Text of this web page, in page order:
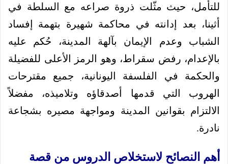
للتأمل، حيث مثّلت ذروة صراعه مع السلطة في
أثينا، بعد إدانته في محاكمة شهيرة بتهمة إفساد
الشباب وعدم الإيمان بآلهة المدينة، حُكم عليه
بالإعدام، رفض سقراط، وهو الرمز الأعلى للفضيلة
والحكمة في الفلسفة اليونانية، جميع مقترحات
الهروب التي قدمها أصدقاؤه وتلاميذه، مفضلاً
الالتزام بقوانين المدينة ومواجهة مصيره بشجاعة
نادرة.
أهم النصائح لاستخلاص الدروس من قصة